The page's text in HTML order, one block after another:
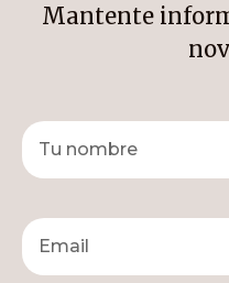
Mantente